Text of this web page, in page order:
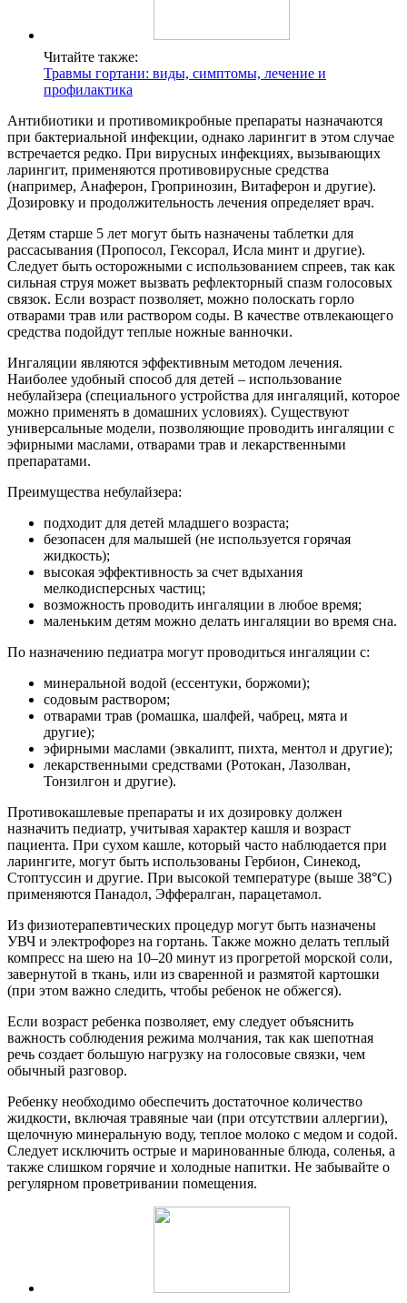
Читайте также:
Травмы гортани: виды, симптомы, лечение и
профилактика
Антибиотики и противомикробные препараты назначаются
при бактериальной инфекции, однако ларингит в этом случае
встречается редко. При вирусных инфекциях, вызывающих
ларингит, применяются противовирусные средства
(например, Анаферон, Гропринозин, Витаферон и другие).
Дозировку и продолжительность лечения определяет врач.
Детям старше 5 лет могут быть назначены таблетки для
рассасывания (Пропосол, Гексорал, Исла минт и другие).
Следует быть осторожными с использованием спреев, так как
сильная струя может вызвать рефлекторный спазм голосовых
связок. Если возраст позволяет, можно полоскать горло
отварами трав или раствором соды. В качестве отвлекающего
средства подойдут теплые ножные ванночки.
Ингаляции являются эффективным методом лечения.
Наиболее удобный способ для детей – использование
небулайзера (специального устройства для ингаляций, которое
можно применять в домашних условиях). Существуют
универсальные модели, позволяющие проводить ингаляции с
эфирными маслами, отварами трав и лекарственными
препаратами.
Преимущества небулайзера:
подходит для детей младшего возраста;
безопасен для малышей (не используется горячая
жидкость);
высокая эффективность за счет вдыхания
мелкодисперсных частиц;
возможность проводить ингаляции в любое время;
маленьким детям можно делать ингаляции во время сна.
По назначению педиатра могут проводиться ингаляции с:
минеральной водой (ессентуки, боржоми);
содовым раствором;
отварами трав (ромашка, шалфей, чабрец, мята и
другие);
эфирными маслами (эвкалипт, пихта, ментол и другие);
лекарственными средствами (Ротокан, Лазолван,
Тонзилгон и другие).
Противокашлевые препараты и их дозировку должен
назначить педиатр, учитывая характер кашля и возраст
пациента. При сухом кашле, который часто наблюдается при
ларингите, могут быть использованы Гербион, Синекод,
Стоптуссин и другие. При высокой температуре (выше 38°C)
применяются Панадол, Эффералган, парацетамол.
Из физиотерапевтических процедур могут быть назначены
УВЧ и электрофорез на гортань. Также можно делать теплый
компресс на шею на 10–20 минут из прогретой морской соли,
завернутой в ткань, или из сваренной и размятой картошки
(при этом важно следить, чтобы ребенок не обжегся).
Если возраст ребенка позволяет, ему следует объяснить
важность соблюдения режима молчания, так как шепотная
речь создает большую нагрузку на голосовые связки, чем
обычный разговор.
Ребенку необходимо обеспечить достаточное количество
жидкости, включая травяные чаи (при отсутствии аллергии),
щелочную минеральную воду, теплое молоко с медом и содой.
Следует исключить острые и маринованные блюда, соленья, а
также слишком горячие и холодные напитки. Не забывайте о
регулярном проветривании помещения.